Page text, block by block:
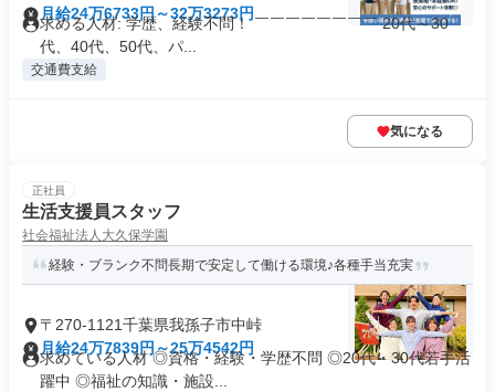
月給24万6733円～32万3273円
求める人材: 学歴、経験不問！ ￣￣￣￣￣￣￣￣ 20代～30
代、40代、50代、パ...
交通費支給
気になる
正社員
生活支援員スタッフ
社会福祉法人大久保学園
経験・ブランク不問長期で安定して働ける環境♪各種手当充実
〒270-1121千葉県我孫子市中峠
月給24万7839円～25万4542円
求めている人材 ◎資格・経験・学歴不問 ◎20代・30代若手活
躍中 ◎福祉の知識・施設...